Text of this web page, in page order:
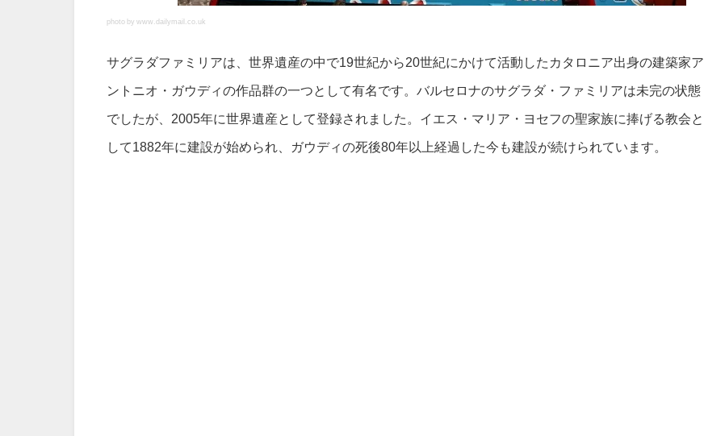
photo by www.dailymail.co.uk
サグラダファミリアは、世界遺産の中で19世紀から20世紀にかけて活動したカタロニア出身の建築家ア
ントニオ・ガウディの作品群の一つとして有名です。バルセロナのサグラダ・ファミリアは未完の状態
でしたが、2005年に世界遺産として登録されました。イエス・マリア・ヨセフの聖家族に捧げる教会と
して1882年に建設が始められ、ガウディの死後80年以上経過した今も建設が続けられています。